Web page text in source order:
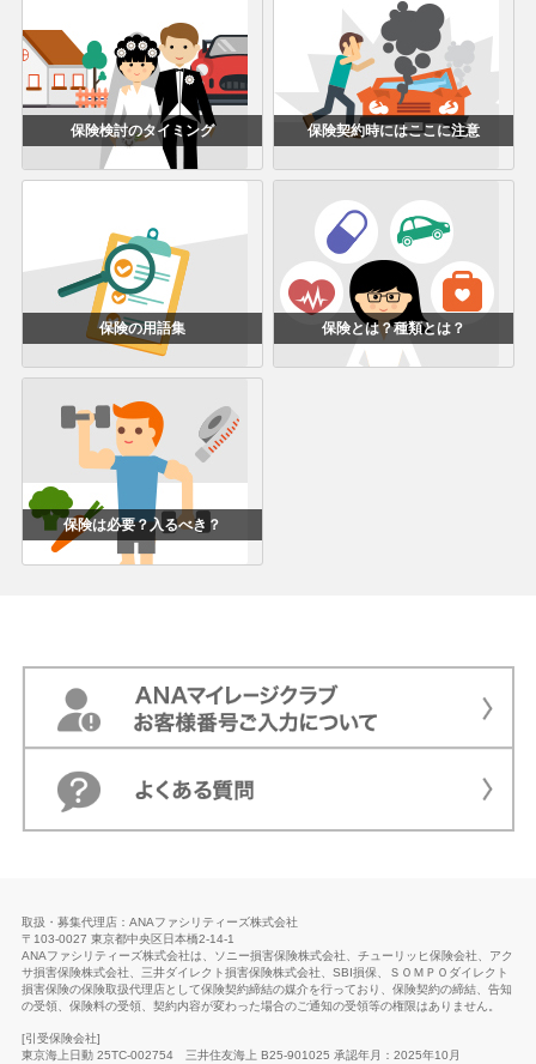
保険検討のタイミング 保険契約時にはここに注意
保険の用語集 保険とは？種類とは？
保険は必要？入るべき？
取扱・募集代理店：ANAファシリティーズ株式会社
〒103-0027 東京都中央区日本橋2-14-1
ANAファシリティーズ株式会社は、ソニー損害保険株式会社、チューリッヒ保険会社、アク
サ損害保険株式会社、三井ダイレクト損害保険株式会社、SBI損保、ＳＯＭＰＯダイレクト
損害保険の保険取扱代理店として保険契約締結の媒介を行っており、保険契約の締結、告知
の受領、保険料の受領、契約内容が変わった場合のご通知の受領等の権限はありません。
[引受保険会社]
東京海上日動 25TC-002754
三井住友海上 B25-901025 承認年月：2025年10月